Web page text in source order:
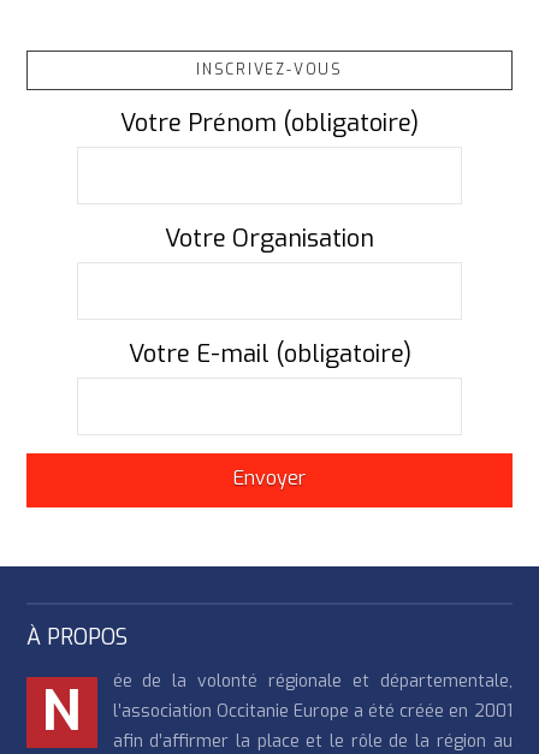
INSCRIVEZ-VOUS
Votre Prénom (obligatoire)
Votre Organisation
Votre E-mail (obligatoire)
À PROPOS
N
ée de la volonté régionale et départementale,
l’association Occitanie Europe a été créée en 2001
afin d’affirmer la place et le rôle de la région au